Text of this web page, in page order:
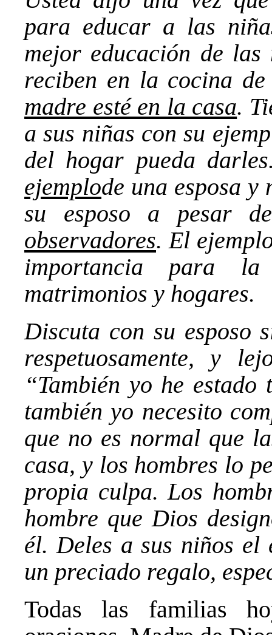
para educar a las
mejor educación de
reciben en la cocina
madre esté en la casa.
a sus niñas con su
del hogar pueda
ejemplode una esposa y
su esposo a pesar
observadores. El
importancia para
matrimonios y hogares.
Discuta con su esposo
respetuosamente, y
“También yo he
también yo necesito
que no es normal que
casa, y los hombres lo
propia culpa. Los
hombre que Dios
él. Deles a sus niños el
un preciado regalo,
Todas las familias